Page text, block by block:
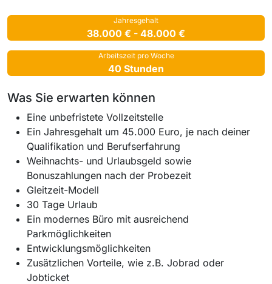
Jahresgehalt
38.000 € - 48.000 €
Arbeitszeit pro Woche
40 Stunden
Was Sie erwarten können
Eine unbefristete Vollzeitstelle
Ein Jahresgehalt um 45.000 Euro, je nach deiner
Qualifikation und Berufserfahrung
Weihnachts- und Urlaubsgeld sowie
Bonuszahlungen nach der Probezeit
Gleitzeit-Modell
30 Tage Urlaub
Ein modernes Büro mit ausreichend
Parkmöglichkeiten
Entwicklungsmöglichkeiten
Zusätzlichen Vorteile, wie z.B. Jobrad oder
Jobticket